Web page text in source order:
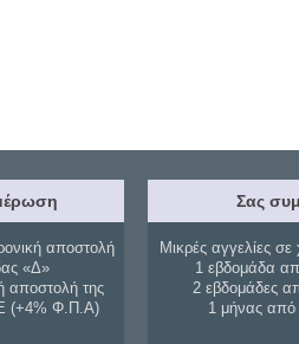
αποστολή
«Δ»
αποστολή της
(+4% Φ.Π.Α)
Σας
Μικρές αγγελίες σε
1 εβδομάδα
2 εβδομάδες
1 μήνας